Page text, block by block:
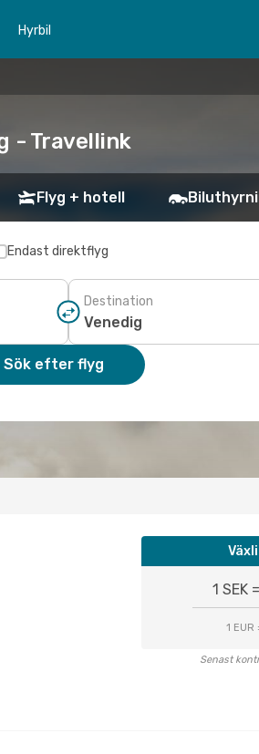
Hyrbil
- Travellink
Flyg + hotell
Endast direktflyg
Destination
Sök efter flyg
1 SEK
1 EUR
Senast